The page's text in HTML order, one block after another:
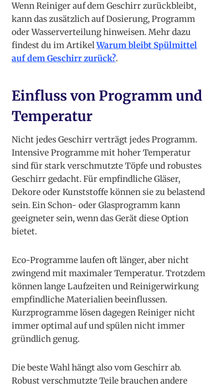
Wenn Reiniger auf dem Geschirr zurückbleibt,
kann das zusätzlich auf Dosierung, Programm
oder Wasserverteilung hinweisen. Mehr dazu
findest du im ArtikelWarum bleibt Spülmittel
auf dem Geschirr zurück?.
Einfluss von Programm und
Temperatur
Nicht jedes Geschirr verträgt jedes Programm.
Intensive Programme mit hoher Temperatur
sind für stark verschmutzte Töpfe und robustes
Geschirr gedacht. Für empfindliche Gläser,
Dekore oder Kunststoffe können sie zu belastend
sein. Ein Schon- oder Glasprogramm kann
geeigneter sein, wenn das Gerät diese Option
bietet.
Eco-Programme laufen oft länger, aber nicht
zwingend mit maximaler Temperatur. Trotzdem
können lange Laufzeiten und Reinigerwirkung
empfindliche Materialien beeinflussen.
Kurzprogramme lösen dagegen Reiniger nicht
immer optimal auf und spülen nicht immer
gründlich genug.
Die beste Wahl hängt also vom Geschirr ab.
Robust verschmutzte Teile brauchen andere